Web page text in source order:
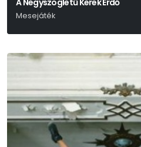
Mesejáték